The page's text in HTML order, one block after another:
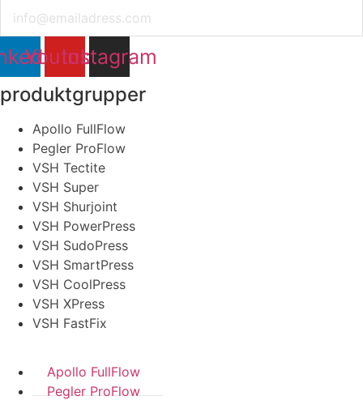
Youtube
Instagram
produktgrupper
Apollo FullFlow
Pegler ProFlow
VSH Tectite
VSH Super
VSH Shurjoint
VSH PowerPress
VSH SudoPress
VSH SmartPress
VSH CoolPress
VSH XPress
VSH FastFix
Apollo FullFlow
Pegler ProFlow